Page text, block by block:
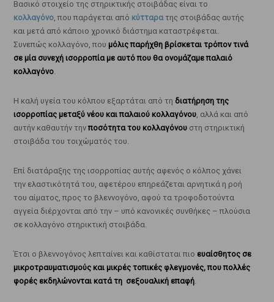
Βασικό στοιχείο της στηρικτικής στοιβάδας είναι το
κολλαγόνο, που παράγεται από κύτταρα της στοιβάδας αυτής
και μετά από κάποιο χρονικό διάστημα καταστρέφεται.
Συνεπώς κολλαγόνο, που μόλις παρήχθη βρίσκεται τρόπον τινά
σε μία συνεχή ισορροπία με αυτό που θα ονομάζαμε παλαιό
κολλαγόνο.
Η καλή υγεία του κόλπου εξαρτάται από τη διατήρηση της
ισορροπίας μεταξύ νέου και παλαιού κολλαγόνου, αλλά και από
αυτήν καθαυτήν τηνποσότητα του κολλαγόνουστη στηρικτική
στοιβάδα του τοιχώματός του.
Επί διατάραξης της ισορροπίας αυτής αφενός ο κόλπος χάνει
την ελαστικότητά του, αφετέρου επηρεάζεται αρνητικά η ροή
του αίματος, προς το βλεννογόνο, αφού τα τροφοδοτούντα
αγγεία διέρχονται από την – υπό κανονικές συνθήκες – πλούσια
σε κολλαγόνο στηρικτική στοιβάδα.
Έτσι ο βλεννογόνος λεπταίνει και καθίσταται πιο ευαίσθητος σε
μικροτραυματισμούς και μικρές τοπικές φλεγμονές, που πολλές
φορές εκδηλώνονται κατά τη σεξουαλική επαφή.